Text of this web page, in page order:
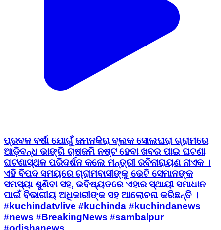
ପ୍ରବଳ ବର୍ଷା ଯୋଗୁଁ ଜମନକିରା ବ୍ଲକ ସୋଲଘରା ଗ୍ରାମରେ
ଆଡ଼ିବନ୍ଧ ଭାଙ୍ଗି ଚାଷଜମି ନଷ୍ଟ ହେବା ଖବର ପାଇ ଘଟଣା
ଘଟଣାସ୍ଥଳ ପରିଦର୍ଶନ କଲେ ମନ୍ତ୍ରୀ ରବିନାରାୟଣ ନାଏକ ।
ଏହି ବିପଦ ସମୟରେ ଗ୍ରାମବାସୀଙ୍କୁ ଭେଟି ସେମାନଙ୍କ
ସମସ୍ୟା ଶୁଣିବା ସହ, ଭବିଷ୍ୟତରେ ଏହାର ସ୍ଥାୟୀ ସମାଧାନ
ପାଇଁ ବିଭାଗୀୟ ଅଧିକାରୀଙ୍କ ସହ ଆଲୋଚନା କରିଛନ୍ତି ।
#kuchindatvlive #kuchinda #kuchindanews
#news #BreakingNews #sambalpur
#odishanews